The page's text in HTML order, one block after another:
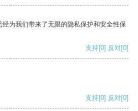
为我们带来了无限的隐私保护和安全性保
支持[0] 反对[0]
支持[0] 反对[0]